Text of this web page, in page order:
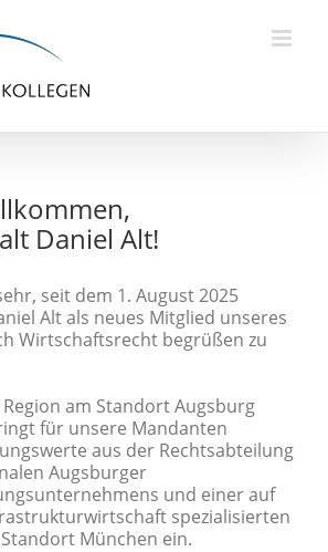
Daniel Alt!
seit dem 1. August 2025
Alt als neues Mitglied unseres
Wirtschaftsrecht begrüßen zu
am Standort Augsburg
für unsere Mandanten
aus der Rechtsabteilung
Augsburger
und einer auf
spezialisierten
München ein.